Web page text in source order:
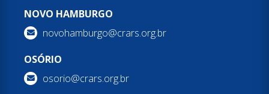
NOVO HAMBURGO
novohamburgo@crars.org.br
OSÓRIO
osorio@crars.org.br